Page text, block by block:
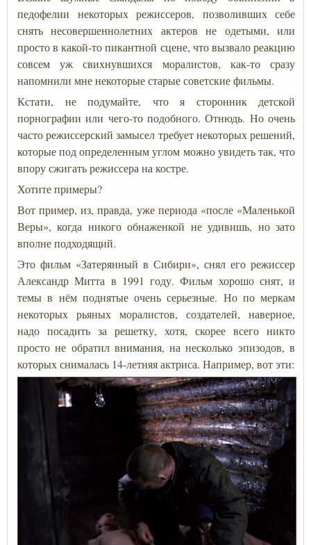
педофелии некоторых режиссеров, позволивших себе
снять несовершеннолетних актеров не одетыми, или
просто в какой-то пикантной сцене, что вызвало реакцию
совсем уж свихнувшихся моралистов, как-то сразу
напомнили мне некоторые старые советские фильмы.
Кстати, не подумайте, что я сторонник детской
порнографии или чего-то подобного. Отнюдь. Но очень
часто режиссерский замысел требует некоторых решений,
которые под определенным углом можно увидеть так, что
впору сжигать режиссера на костре.
Хотите примеры?
Вот пример, из, правда, уже периода «после «Маленькой
Веры», когда никого обнаженкой не удивишь, но зато
вполне подходящий.
Это фильм «Затерянный в Сибири», снял его режиссер
Александр Митта в 1991 году. Фильм хорошо снят, и
темы в нём поднятые очень серьезные. Но по меркам
некоторых рьяных моралистов, создателей, наверное,
надо посадить за решетку, хотя, скорее всего никто
просто не обратил внимания, на несколько эпизодов, в
которых снималась 14-летняя актриса. Например, вот эти: